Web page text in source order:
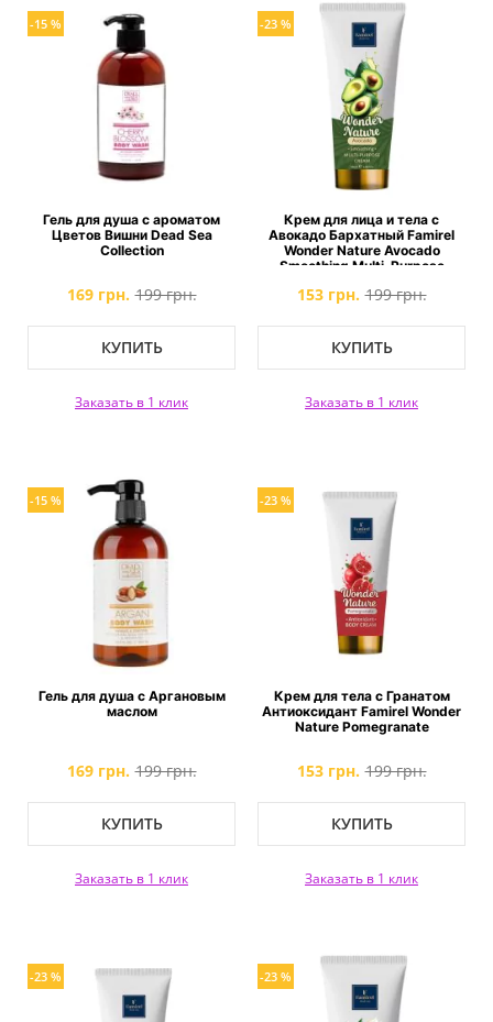
-15 %
Гель для душа с ароматом
Цветов Вишни Dead Sea
Collection
169 грн. 199 грн.
КУПИТЬ
Заказать в 1 клик
-23 %
Крем для лица и тела с
Авокадо Бархатный Famirel
Wonder Nature Avocado
Smoothing Multi-Purpose
153 грн. 199 грн.
КУПИТЬ
Заказать в 1 клик
-15 %
Гель для душа с Аргановым
маслом
169 грн. 199 грн.
КУПИТЬ
Заказать в 1 клик
-23 %
Крем для тела с Гранатом
Антиоксидант Famirel Wonder
Nature Pomegranate
153 грн. 199 грн.
КУПИТЬ
Заказать в 1 клик
-23 % -23 %